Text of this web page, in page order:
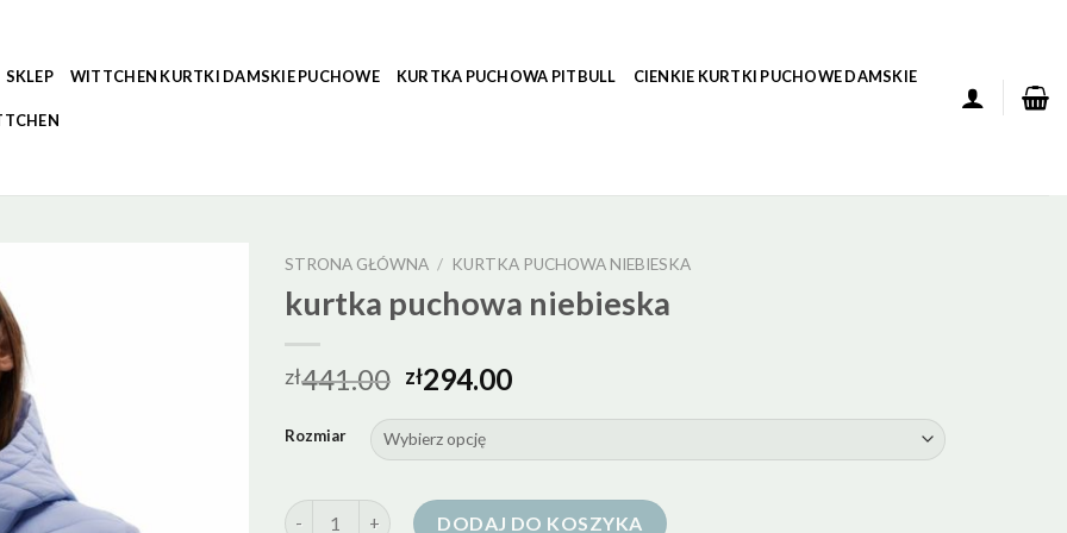
SKLEP WITTCHEN KURTKI DAMSKIE PUCHOWE KURTKA PUCHOWA PITBULL CIENKIE KURTKI PUCHOWE DAMSKIE
STRONA GŁÓWNA / KURTKA PUCHOWA NIEBIESKA
kurtka puchowa niebieska
zł441.00 zł294.00
Rozmiar
ilość kurtka puchowa niebieskaDODAJ DO KOSZYKA